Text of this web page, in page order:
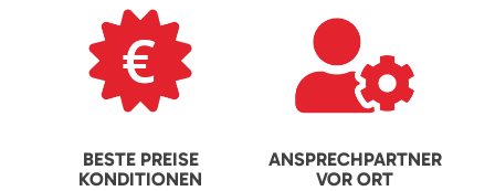
BESTE PREISE
KONDITIONEN
ANSPRECHPARTNER
VOR ORT